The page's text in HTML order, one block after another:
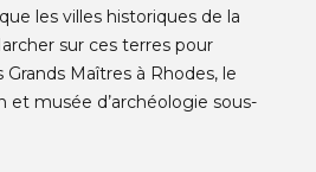
les villes historiques de la
sur ces terres pour
Maîtres à Rhodes, le
et musée d’archéologie sous-